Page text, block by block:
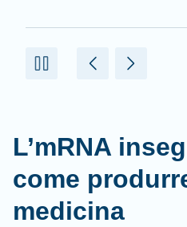
L’mRNA
come
medicina